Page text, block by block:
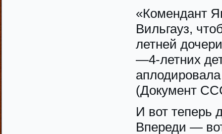
«Комендант
Вильгауз,
летней
—4-летних
(Документ
И вот теперь
Впереди —